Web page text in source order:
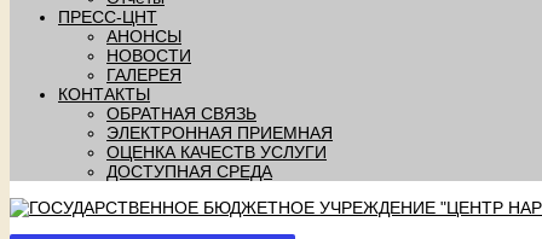
ПРЕСС-ЦНТ
АНОНСЫ
НОВОСТИ
ГАЛЕРЕЯ
КОНТАКТЫ
ОБРАТНАЯ СВЯЗЬ
ЭЛЕКТРОННАЯ ПРИЕМНАЯ
ОЦЕНКА КАЧЕСТВ УСЛУГИ
ДОСТУПНАЯ СРЕДА